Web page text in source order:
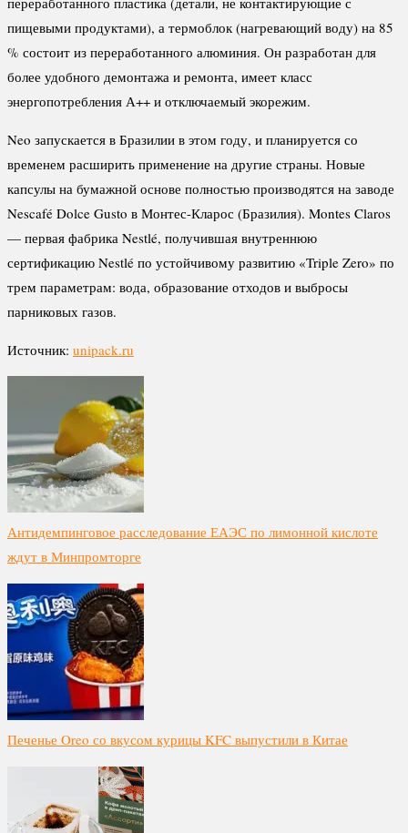
пищевыми продуктами), а термоблок (нагревающий воду) на 85
% состоит из переработанного алюминия. Он разработан для
более удобного демонтажа и ремонта, имеет класс
энергопотребления А++ и отключаемый экорежим.
Neo запускается в Бразилии в этом году, и планируется со
временем расширить применение на другие страны. Новые
капсулы на бумажной основе полностью производятся на заводе
Nescafé Dolce Gusto в Монтес-Кларос (Бразилия). Montes Claros
— первая фабрика Nestlé, получившая внутреннюю
сертификацию Nestlé по устойчивому развитию «Triple Zero» по
трем параметрам: вода, образование отходов и выбросы
парниковых газов.
Источник: unipack.ru
Антидемпинговое расследование ЕАЭС по лимонной кислоте
ждут в Минпромторге
Печенье Oreo со вкусом курицы KFC выпустили в Китае